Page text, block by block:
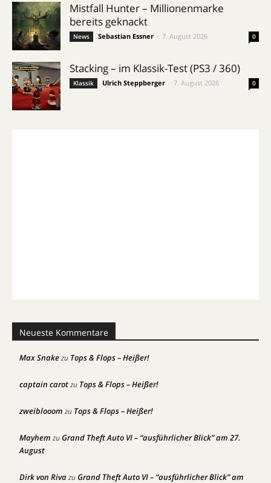
Mistfall Hunter – Millionenmarke
bereits geknackt
News Sebastian Essner 7. August 2026 0
Stacking – im Klassik-Test (PS3 / 360)
Klassik Ulrich Steppberger 7. August 2026 0
Neueste Kommentare
Max Snakezu Tops & Flops – Heißer!
captain carotzu Tops & Flops – Heißer!
zweiblooom zu Tops & Flops – Heißer!
Mayhem zuGrand Theft Auto VI – “ausführlicher Blick” am 27.
August
Dirk von RivazuGrand Theft Auto VI – “ausführlicher Blick” am